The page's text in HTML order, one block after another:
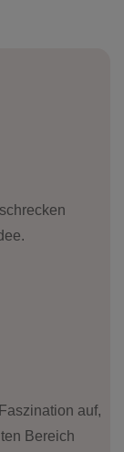
auf,
Bereich